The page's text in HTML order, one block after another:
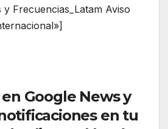
Frecuencias_Latam Aviso
Google News y
en tu